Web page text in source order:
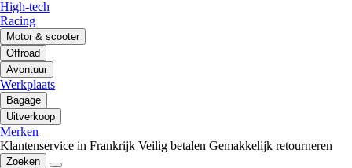
High-tech
Racing
Motor & scooter
Offroad
Avontuur
Werkplaats
Bagage
Uitverkoop
Merken
Klantenservice in Frankrijk Veilig betalen Gemakkelijk retourneren
Zoeken